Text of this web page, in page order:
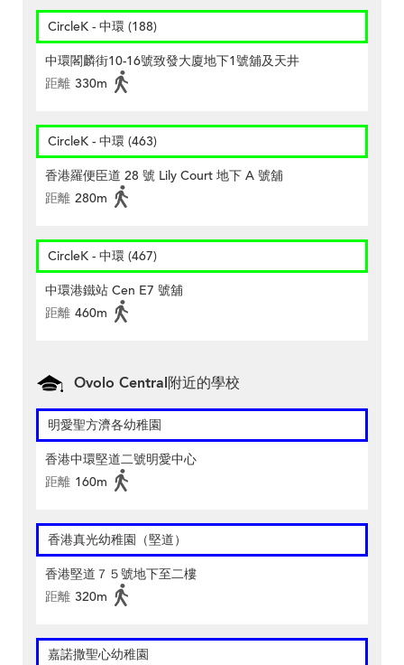
CircleK - 中環 (188)
中環閣麟街10-16號致發大廈地下1號舖及天井
距離 330m
CircleK - 中環 (463)
香港羅便臣道 28 號 Lily Court 地下 A 號舖
距離 280m
CircleK - 中環 (467)
中環港鐵站 Cen E7 號舖
距離 460m
Ovolo Central附近的學校
明愛聖方濟各幼稚園
香港中環堅道二號明愛中心
距離 160m
香港真光幼稚園（堅道）
香港堅道７５號地下至二樓
距離 320m
嘉諾撒聖心幼稚園